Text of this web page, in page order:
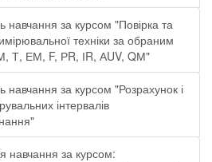
навчання за курсом "Повірка та
техніки за обраним
Т, ЕМ, F, РR, ІR, АUV, QМ"
навчання за курсом "Розрахунок і
інтервалів
навчання за курсом: